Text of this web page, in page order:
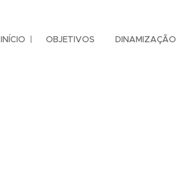
INÍCIO OBJETIVOS DINAMIZAÇÃO